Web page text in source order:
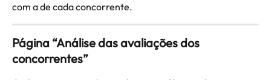
com a de cada concorrente.
Página “Análise das avaliações dos
concorrentes”